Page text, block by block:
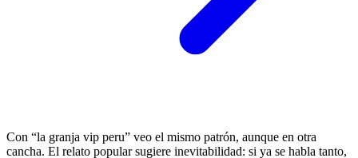
Con “la granja vip peru” veo el mismo patrón, aunque en otra
cancha. El relato popular sugiere inevitabilidad: si ya se habla tanto,